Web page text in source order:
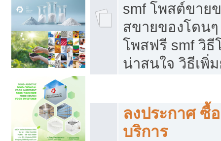
smf โพสต์ขาย
สขายของโดน
โพสฟรี smf วิธี
น่าสนใจ วิธีเพิ่
ลงประกาศ ซื้
บริการ